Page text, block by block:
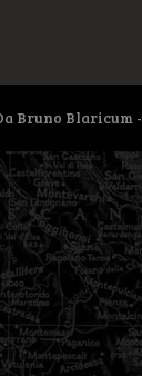
Bruno Blaricum -